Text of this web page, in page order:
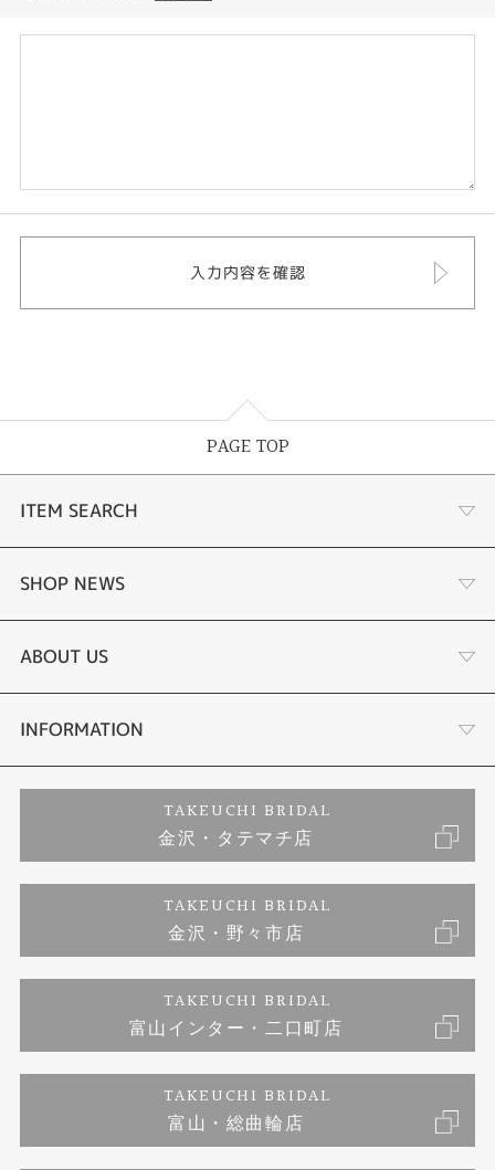
PAGE TOP
ITEM SEARCH
婚約指輪
結婚指輪
セットリング
婚約ネックレス
ダイヤモンド
ジュエリーリフォーム
SHOP NEWS
選ばれる理由まとめ
お客様の声
プロポーズサポート
ブランドリスト
福井指輪工房｜手作りペアリング
福井指輪工房｜手作り結婚指輪 and 婚約指輪
福井工房｜手作り婚約指輪プロポーズプラン
ABOUT US
会社概要
お客様の声
INFORMATION
プライバシーポリシー
TAKEUCHI BRIDAL
金沢・タテマチ店
TAKEUCHI BRIDAL
金沢・野々市店
TAKEUCHI BRIDAL
富山インター・二口町店
TAKEUCHI BRIDAL
富山・総曲輪店